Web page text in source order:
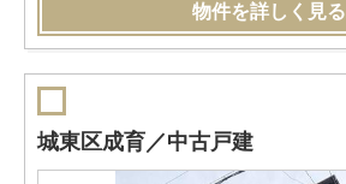
物件を詳しく見る
城東区成育／中古戸建